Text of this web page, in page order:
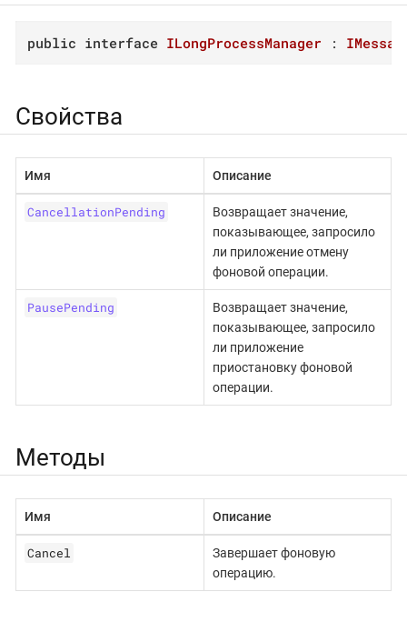
public interface ILongProcessManager :
Свойства
Имя Описание
CancellationPending
Возвращает значение,
показывающее, запросило
ли приложение отмену
фоновой операции.
PausePending
Возвращает значение,
показывающее, запросило
ли приложение
приостановку фоновой
операции.
Методы
Имя Описание
Cancel
Завершает фоновую
операцию.